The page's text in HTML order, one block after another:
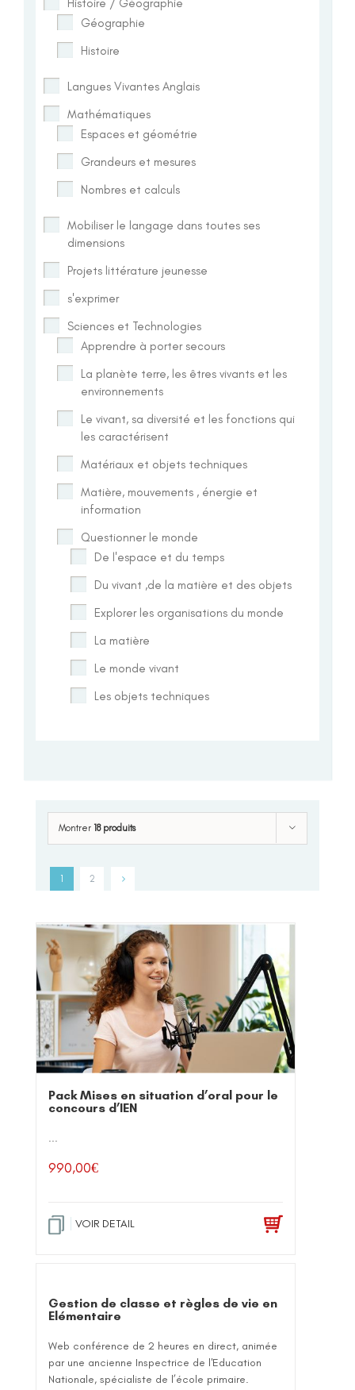
Montrer 18 produits
1 2
Pack Mises en situation d’oral pour le
concours d’IEN
...
990,00€
VOIR DETAIL
Gestion de classe et règles de vie en
Elémentaire
Web conférence de 2 heures en direct, animée
par une ancienne Inspectrice de l'Education
Nationale, spécialiste de l’école primaire.
Géographie
Histoire
Langues Vivantes Anglais
Mathématiques
Espaces et géométrie
Grandeurs et mesures
Nombres et calculs
Mobiliser le langage dans toutes ses
dimensions
Projets littérature jeunesse
s'exprimer
Sciences et Technologies
Apprendre à porter secours
La planète terre, les êtres vivants et les
environnements
Le vivant, sa diversité et les fonctions qui
les caractérisent
Matériaux et objets techniques
Matière, mouvements , énergie et
information
Questionner le monde
De l'espace et du temps
Du vivant ,de la matière et des objets
Explorer les organisations du monde
La matière
Le monde vivant
Les objets techniques